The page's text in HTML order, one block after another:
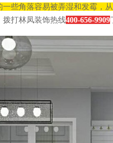
一些角落容易被弄湿和发霉，
拨打林凤装饰热线400-656-9909